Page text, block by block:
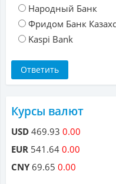
Народный Банк
Фридом Банк
Kaspi Bank
Курсы валют
USD 469.93 0.00
EUR 541.64 0.00
CNY69.65 0.00